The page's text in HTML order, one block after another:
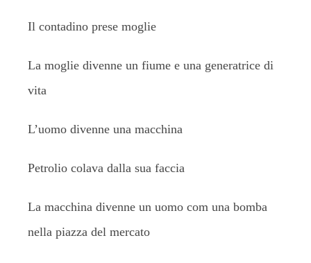
Il contadino prese moglie
La moglie divenne un fiume e una generatrice di
vita
L’uomo divenne una macchina
Petrolio colava dalla sua faccia
La macchina divenne un uomo com una bomba
nella piazza del mercato